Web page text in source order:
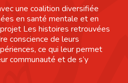
une coalition diversifiée
en santé mentale et en
Les histoires retrouvées
conscience de leurs
ce qui leur permet
communauté et de s’y